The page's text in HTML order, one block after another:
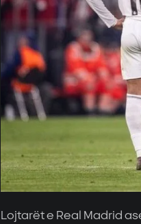
Lojtarët e Real Madrid